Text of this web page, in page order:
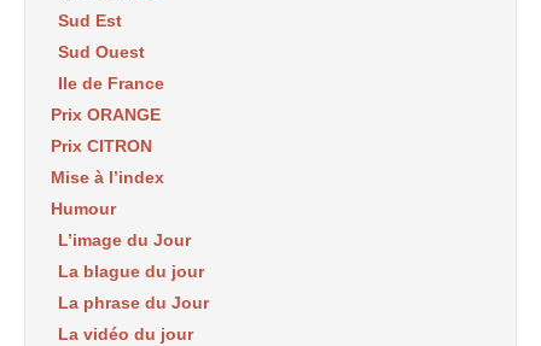
Sud Est
Sud Ouest
Ile de France
Prix ORANGE
Prix CITRON
Mise à l’index
Humour
L’image du Jour
La blague du jour
La phrase du Jour
La vidéo du jour